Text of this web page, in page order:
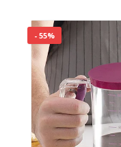
- 55%